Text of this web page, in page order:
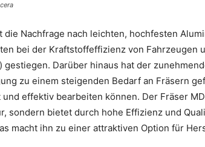
die Nachfrage nach leichten, hochfesten
bei der Kraftstoffeffizienz von Fahrzeugen
gestiegen. Darüber hinaus hat der
zu einem steigenden Bedarf an Fräsern
effektiv bearbeiten können. Der Fräser
sondern bietet durch hohe Effizienz und
macht ihn zu einer attraktiven Option für